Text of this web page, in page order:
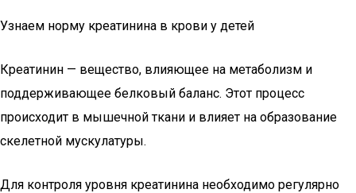
Узнаем норму креатинина в крови у детей
Креатинин — вещество, влияющее на метаболизм и
поддерживающее белковый баланс. Этот процесс
происходит в мышечной ткани и влияет на образование
скелетной мускулатуры.
Для контроля уровня креатинина необходимо регулярно